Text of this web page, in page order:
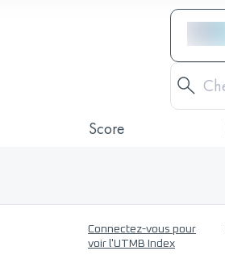
Score
Connectez-vous pour
voir l'UTMB Index